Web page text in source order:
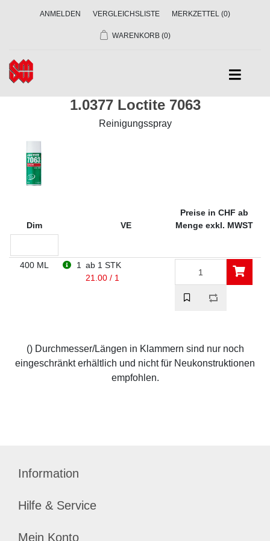
ANMELDEN VERGLEICHSLISTE MERKZETTEL (0)
WARENKORB (0)
1.0377 Loctite 7063
Reinigungsspray
Dim VE
Preise in CHF ab
Menge exkl. MWST
400 ML 1
ab 1 STK
21.00 / 1
() Durchmesser/Längen in Klammern sind nur noch
eingeschränkt erhältlich und nicht für Neukonstruktionen
empfohlen.
Information
Hilfe & Service
Mein Konto